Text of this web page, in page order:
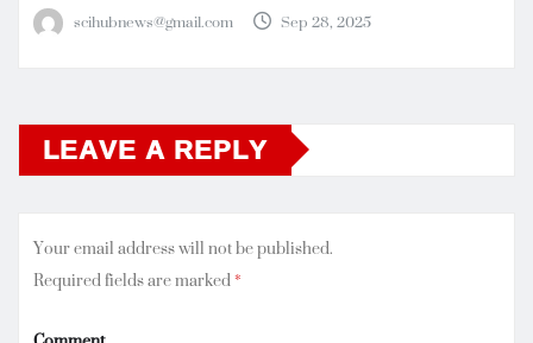
scihubnews@gmail.com Sep 28, 2025
LEAVE A REPLY
Your email address will not be published.
Required fields are marked*